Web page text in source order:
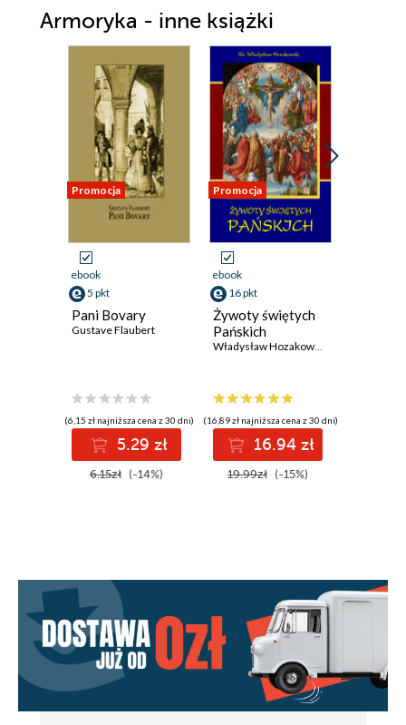
Armoryka - inne książki
Promocja
ebook
5 pkt
Pani Bovary
Gustave Flaubert
(6,15 zł najniższa cena z 30 dni)
5.29 zł
6.15zł (-14%)
Promocja
ebook
16 pkt
Żywoty świętych
Pańskich
Władysław Hozakowski
(16,89 zł najniższa cena z 30 dni)
16.94 zł
19.99zł (-15%)